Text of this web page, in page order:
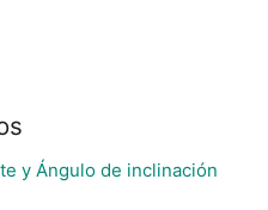
y Ángulo de inclinación